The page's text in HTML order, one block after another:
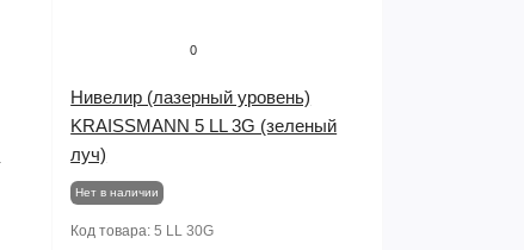
0
Нивелир (лазерный уровень)
KRAISSMANN 5 LL 3G (зеленый
луч)
Нет в наличии
Код товара:5 LL 30G